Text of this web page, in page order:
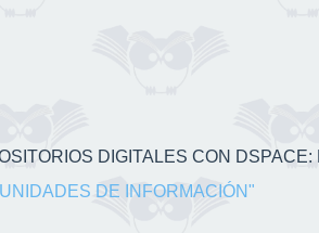
DIGITALES CON
DE INFORMACIÓN"